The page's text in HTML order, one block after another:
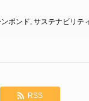
ボンド, サステナビリテ
RSS